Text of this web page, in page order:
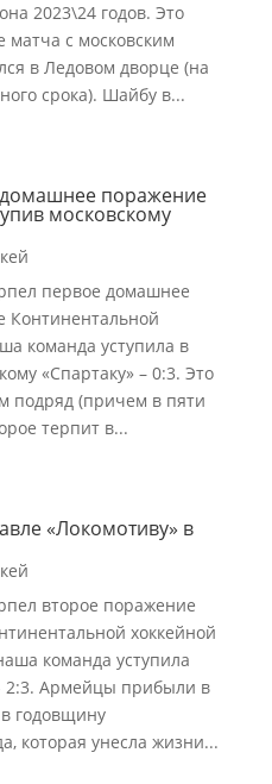
2023\24 годов. Это
с московским
в Ледовом дворце (на
срока). Шайбу в...
поражение
московскому
первое домашнее
Континентальной
команда уступила в
«Спартаку» – 0:3. Это
подряд (причем в пяти
терпит в...
«Локомотиву» в
второе поражение
хоккейной
команда уступила
2:3. Армейцы прибыли в
годовщину
которая унесла жизни...